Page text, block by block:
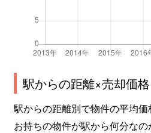
駅からの距離×売却価格
駅からの距離別で物件の平均価
お持ちの物件が駅から何分な